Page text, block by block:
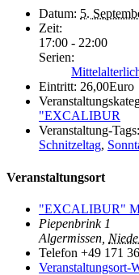
Datum: 5.
Zeit:
17:00 - 22:00
Serien:
Eintritt: 26,00Euro
"EXCALIBUR
Veranstaltung-Tags:
Schnitzeltag,
Veranstaltungsort
"EXCALIBUR"
Piepenbrink 1
Algermissen
Telefon +49 171
Veranstaltungsort-